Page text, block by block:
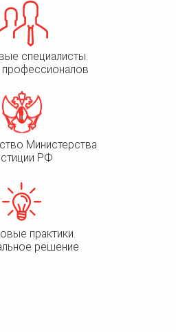
специалисты.
Министерства
РФ
практики.
решение